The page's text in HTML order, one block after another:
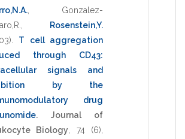
Gonzalez-
Rosenstein,Y.
T cell aggregation
through CD43:
signals and
by the
drug
.
Journal of
Biology
74(6),